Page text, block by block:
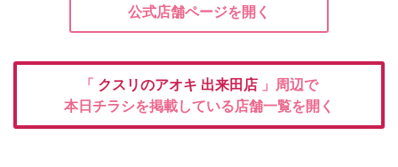
公式店舗ページを開く
「 クスリのアオキ 出来田店 」周辺で
本日チラシを掲載している店舗一覧を開く